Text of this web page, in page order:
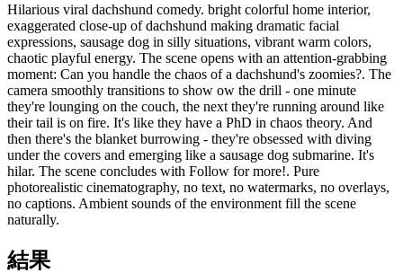
Hilarious viral dachshund comedy. bright colorful home interior,
exaggerated close-up of dachshund making dramatic facial
expressions, sausage dog in silly situations, vibrant warm colors,
chaotic playful energy. The scene opens with an attention-grabbing
moment: Can you handle the chaos of a dachshund's zoomies?. The
camera smoothly transitions to show ow the drill - one minute
they're lounging on the couch, the next they're running around like
their tail is on fire. It's like they have a PhD in chaos theory. And
then there's the blanket burrowing - they're obsessed with diving
under the covers and emerging like a sausage dog submarine. It's
hilar. The scene concludes with Follow for more!. Pure
photorealistic cinematography, no text, no watermarks, no overlays,
no captions. Ambient sounds of the environment fill the scene
naturally.
結果